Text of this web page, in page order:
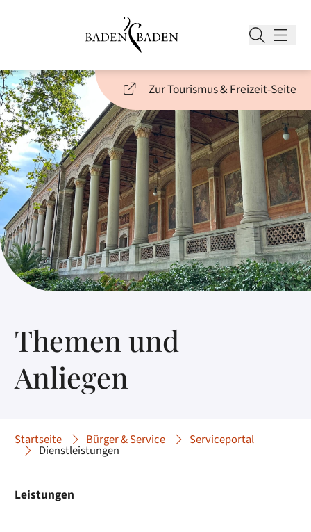
Zur Tourismus & Freizeit-Seite
Themen und
Anliegen
Startseite Bürger & Service Serviceportal
Dienstleistungen
Leistungen